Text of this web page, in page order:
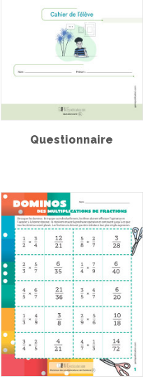
Questionnaire